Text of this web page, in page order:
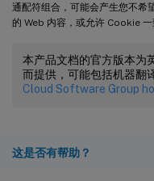
通配符组合，可能会产生您不希
的 Web 内容，或允许 Cookie 一
本产品文档的官方版本为
而提供，可能包括机器翻
Cloud Software Group
这是否有帮助？